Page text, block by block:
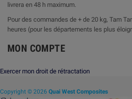
livrera en 48 h maximum.
Pour des commandes de + de 20 kg, Tam
heures (pour les départements les plus
MON COMPTE
Exercer mon droit de rétractation
Copyright © 2026 Quai West Composites